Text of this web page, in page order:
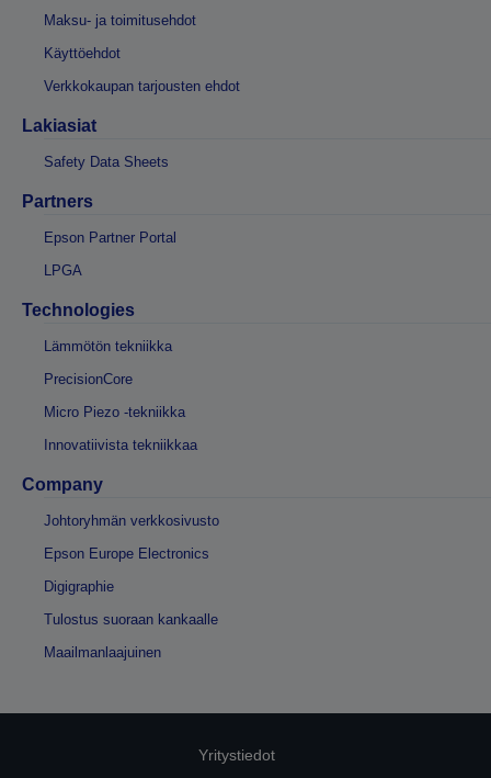
Maksu- ja toimitusehdot
Käyttöehdot
Verkkokaupan tarjousten ehdot
Lakiasiat
Safety Data Sheets
Partners
Epson Partner Portal
LPGA
Technologies
Lämmötön tekniikka
PrecisionCore
Micro Piezo -tekniikka
Innovatiivista tekniikkaa
Company
Johtoryhmän verkkosivusto
Epson Europe Electronics
Digigraphie
Tulostus suoraan kankaalle
Maailmanlaajuinen
Yritystiedot